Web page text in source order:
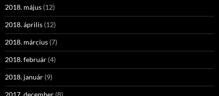
2018. május (12)
2018. április (12)
2018. március (7)
2018. február (4)
2018. január (9)
2017. december (8)